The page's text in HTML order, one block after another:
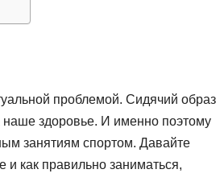
проблемой. Сидячий образ
наше здоровье. И именно поэтому
занятиям спортом. Давайте
как правильно заниматься,